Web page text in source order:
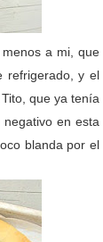
a mi, que
refrigerado, y el
que ya tenía
en esta
blanda por el